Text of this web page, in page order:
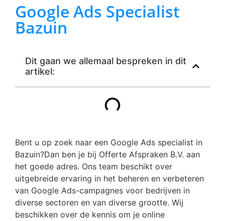
Google Ads Specialist
Bazuin
Dit gaan we allemaal bespreken in dit
artikel:
Bent u op zoek naar een Google Ads specialist in
Bazuin?Dan ben je bij Offerte Afspraken B.V. aan
het goede adres. Ons team beschikt over
uitgebreide ervaring in het beheren en verbeteren
van Google Ads-campagnes voor bedrijven in
diverse sectoren en van diverse grootte. Wij
beschikken over de kennis om je online